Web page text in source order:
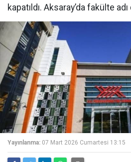
kapatıldı. Aksaray’da fakülte
Yayınlanma: 07 Mart 2026 Cumartesi 13:15